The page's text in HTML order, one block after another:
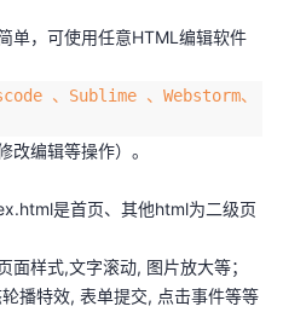
单，可使用任意HTML编辑软件
、Sublime 、Webstorm、
编辑等操作）。
是首页、其他html为二级页
面样式,文字滚动, 图片放大等；
播特效, 表单提交, 点击事件等等